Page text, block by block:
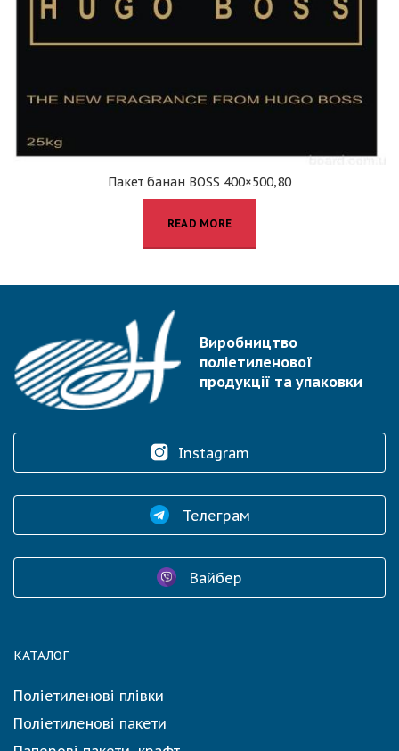
Пакет банан BOSS 400×500,80
READ MORE
Виробництво
поліетиленової
продукції та упаковки
Instagram
Телеграм
Вайбер
КАТАЛОГ
Поліетиленові плівки
Поліетиленові пакети